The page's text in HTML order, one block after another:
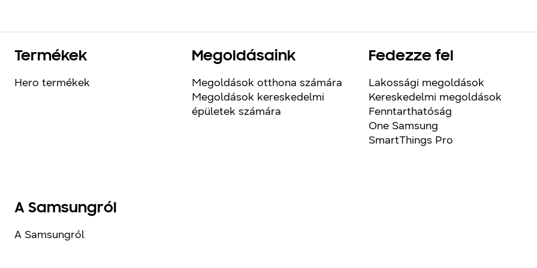
Termékek
Hero termékek
Megoldásaink
Megoldások otthona számára
Megoldások kereskedelmi
épületek számára
Fedezze fel
Lakossági megoldások
Kereskedelmi megoldások
Fenntarthatóság
One Samsung
SmartThings Pro
A Samsungról
A Samsungról